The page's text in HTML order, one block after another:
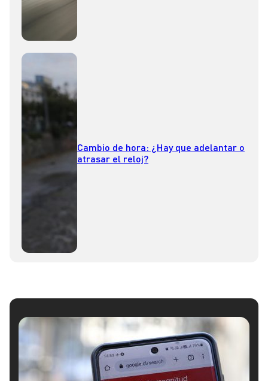
Cambio de hora: ¿Hay que adelantar o
atrasar el reloj?